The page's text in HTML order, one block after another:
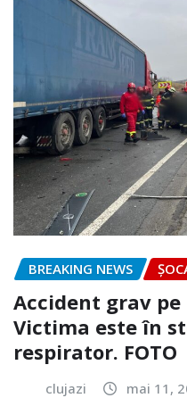
BREAKING NEWS
Accident grav
Victima este în
respirator. FOTO
clujazi mai 11,